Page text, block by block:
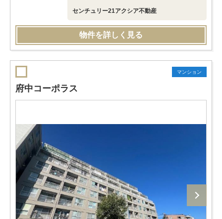
センチュリー21アクシア不動産
物件を詳しく見る
マンション
府中コーポラス